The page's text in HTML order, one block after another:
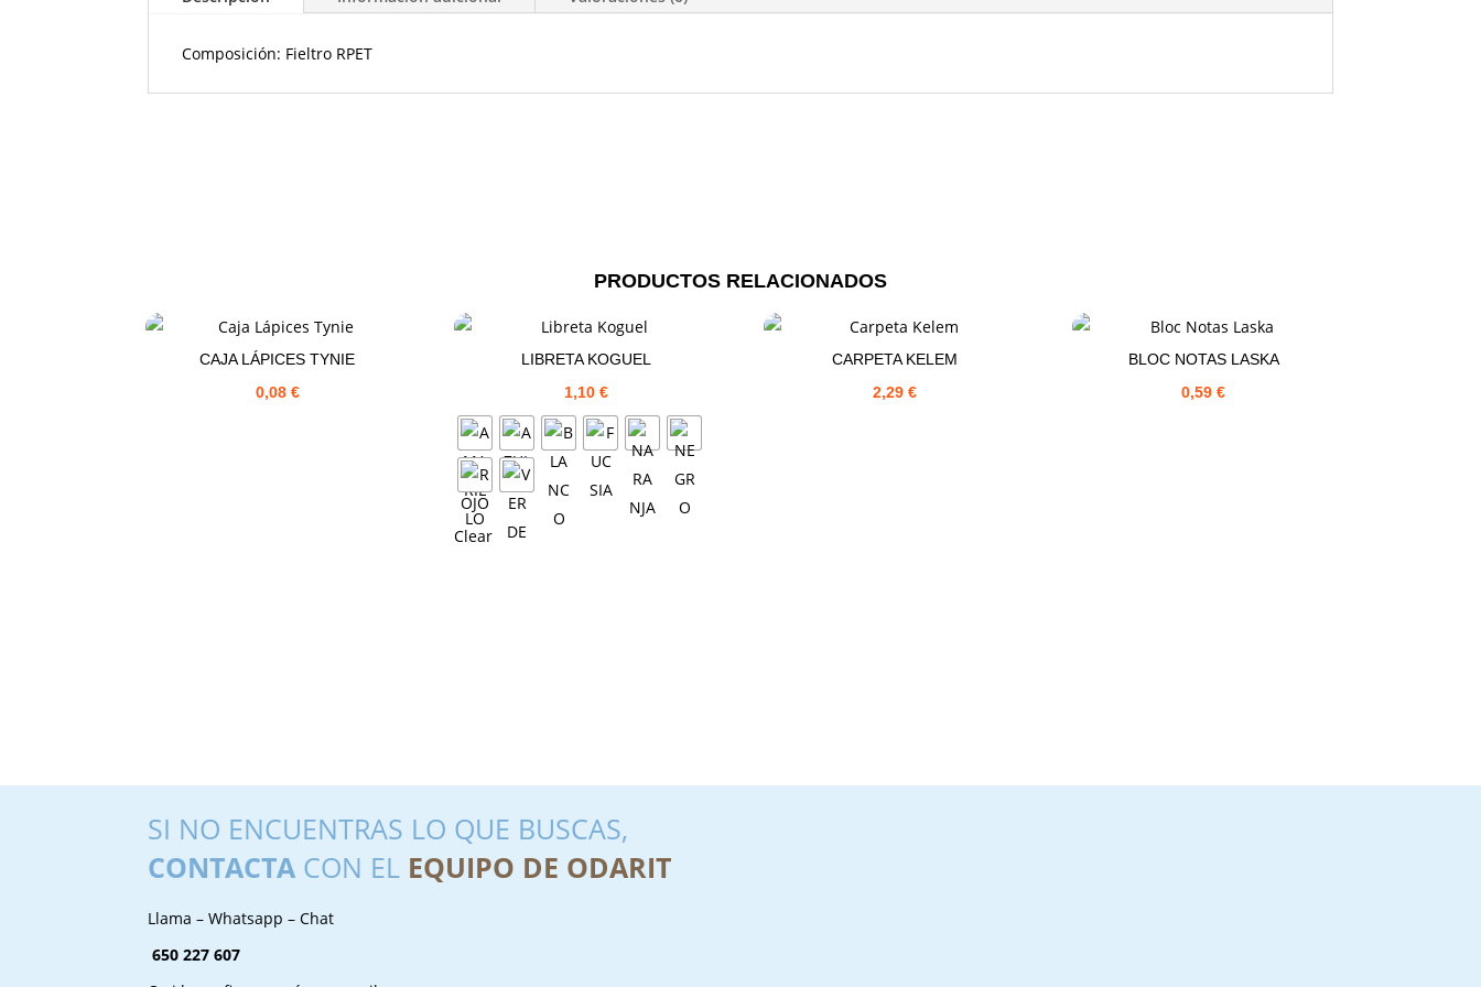
Composición: Fieltro RPET
PRODUCTOS RELACIONADOS
CAJA LÁPICES TYNIE
0,08 €
LIBRETA KOGUEL
1,10 €
Clear
CARPETA KELEM
2,29€
BLOC NOTAS LASKA
0,59€
SI NO ENCUENTRAS LO QUE BUSCAS,
CONTACTA CON EL EQUIPO DE ODARIT
Llama – Whatsapp – Chat
650 227 607